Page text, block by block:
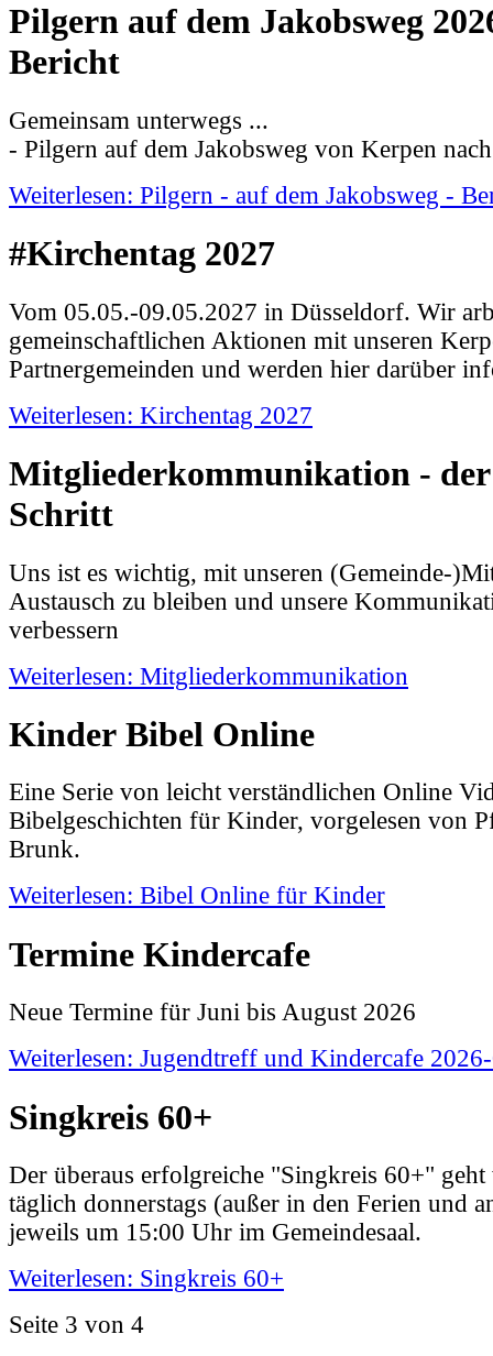
Pilgern auf dem Jakobsweg
Bericht
Gemeinsam unterwegs ...
- Pilgern auf dem Jakobsweg von Kerpen
Weiterlesen: Pilgern - auf dem Jakobsweg -
#Kirchentag 2027
Vom 05.05.-09.05.2027 in Düsseldorf. Wir
gemeinschaftlichen Aktionen mit unseren
Partnergemeinden und werden hier darüber
Weiterlesen: Kirchentag 2027
Mitgliederkommunikation - der
Schritt
Uns ist es wichtig, mit unseren (Gemeinde-
Austausch zu bleiben und unsere
verbessern
Weiterlesen: Mitgliederkommunikation
Kinder Bibel Online
Eine Serie von leicht verständlichen Online
Bibelgeschichten für Kinder, vorgelesen von
Brunk.
Weiterlesen: Bibel Online für Kinder
Termine Kindercafe
Neue Termine für Juni bis August 2026
Weiterlesen: Jugendtreff und Kindercafe
Singkreis 60+
Der überaus erfolgreiche "Singkreis 60+"
täglich donnerstags (außer in den Ferien und
jeweils um 15:00 Uhr im Gemeindesaal.
Weiterlesen: Singkreis 60+
Seite 3 von 4